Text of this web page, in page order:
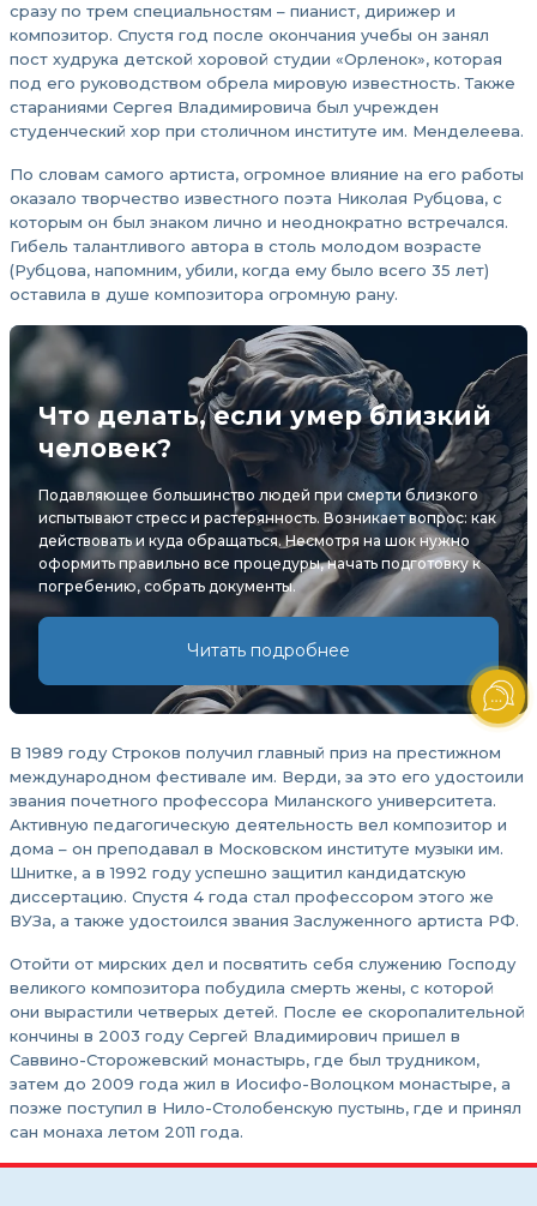
сразу по трем специальностям – пианист, дирижер и
композитор. Спустя год после окончания учебы он занял
пост худрука детской хоровой студии «Орленок», которая
под его руководством обрела мировую известность. Также
стараниями Сергея Владимировича был учрежден
студенческий хор при столичном институте им. Менделеева.
По словам самого артиста, огромное влияние на его работы
оказало творчество известного поэта Николая Рубцова, с
которым он был знаком лично и неоднократно встречался.
Гибель талантливого автора в столь молодом возрасте
(Рубцова, напомним, убили, когда ему было всего 35 лет)
оставила в душе композитора огромную рану.
Что делать, если умер близкий
человек?
Подавляющее большинство людей при смерти близкого
испытывают стресс и растерянность. Возникает вопрос: как
действовать и куда обращаться. Несмотря на шок нужно
оформить правильно все процедуры, начать подготовку к
погребению, собрать документы.
Читать подробнее
В 1989 году Строков получил главный приз на престижном
международном фестивале им. Верди, за это его удостоили
звания почетного профессора Миланского университета.
Активную педагогическую деятельность вел композитор и
дома – он преподавал в Московском институте музыки им.
Шнитке, а в 1992 году успешно защитил кандидатскую
диссертацию. Спустя 4 года стал профессором этого же
ВУЗа, а также удостоился звания Заслуженного артиста РФ.
Отойти от мирских дел и посвятить себя служению Господу
великого композитора побудила смерть жены, с которой
они вырастили четверых детей. После ее скоропалительной
кончины в 2003 году Сергей Владимирович пришел в
Саввино-Сторожевский монастырь, где был трудником,
затем до 2009 года жил в Иосифо-Волоцком монастыре, а
позже поступил в Нило-Столобенскую пустынь, где и принял
сан монаха летом 2011 года.